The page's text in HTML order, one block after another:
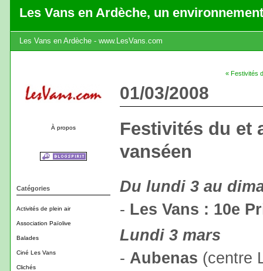
Les Vans en Ardèche, un
Les Vans en Ardèche - www.LesVans.com
À propos
Catégories
Activités de plein air
Association Païolive
Balades
Ciné Les Vans
Clichés
« Festivités
01/03/2008
Festivités du et
vanséen
Du lundi 3 au
- Les Vans : 10e
Lundi 3 mars
- Aubenas (centre